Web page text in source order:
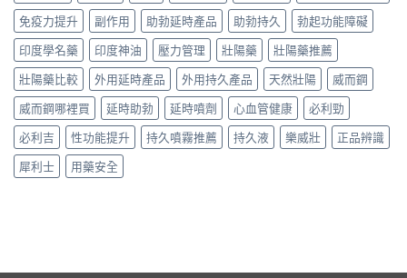
免疫力提升
副作用 助勃延時產品 助勃持久
勃起功能障礙
印度學名藥
印度神油 壓力管理 壯陽藥
壯陽藥推薦
壯陽藥比較
外用延時產品 外用持久產品 天然壯陽
威而鋼
威而鋼哪裡買
延時助勃 延時噴劑 心血管健康
必利勁
必利吉
性功能提升 持久噴霧推薦 持久液 樂威壯
正品辨識
犀利士
用藥安全